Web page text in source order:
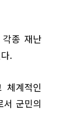
각종 재난
.
체계적인
군민의